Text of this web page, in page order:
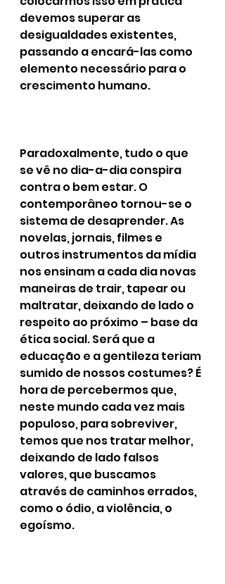
devemos superar as
desigualdades existentes,
passando a encará-las como
elemento necessário para o
crescimento humano.
Paradoxalmente, tudo o que
se vê no dia-a-dia conspira
contra o bem estar. O
contemporâneo tornou-se o
sistema de desaprender. As
novelas, jornais, filmes e
outros instrumentos da mídia
nos ensinam a cada dia novas
maneiras de trair, tapear ou
maltratar, deixando de lado o
respeito ao próximo – base da
ética social. Será que a
educação e a gentileza teriam
sumido de nossos costumes? É
hora de percebermos que,
neste mundo cada vez mais
populoso, para sobreviver,
temos que nos tratar melhor,
deixando de lado falsos
valores, que buscamos
através de caminhos errados,
como o ódio, a violência, o
egoísmo.